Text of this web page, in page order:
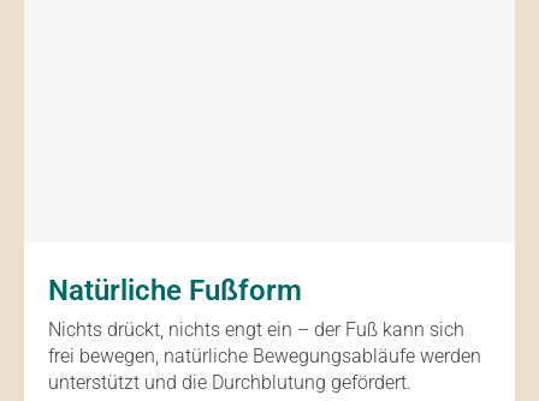
Natürliche Fußform
Nichts drückt, nichts engt ein – der Fuß kann sich
frei bewegen, natürliche Bewegungsabläufe werden
unterstützt und die Durchblutung gefördert.